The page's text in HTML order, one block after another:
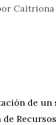
Caitriona
de un